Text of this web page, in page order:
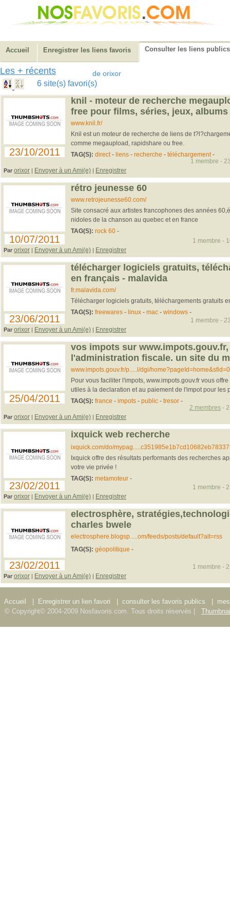
Accueil Enregistrer les liens favoris Consulter les liens publics
Les + récents de orixor
6 site(s) favori(s)
23/10/2011
knil - moteur de recherche
free pour films, séries, jeux, albums
www.knil.fr/
Knil est un moteur de recherche de liens de
comme megaupload, rapidshare ou free.
TAG(S): direct- liens- recherche - téléchargement-
Par orixor | Envoyer à un Ami(e) | Enregistrer
1 membre -
10/07/2011
rétro jeunesse 60
www.retrojeunesse60.com/
Site consacré aux artistes francophones des années
nidoles de la chanson au quebec et en france
TAG(S): rock 60-
Par orixor | Envoyer à un Ami(e) | Enregistrer
1 membre -
23/06/2011
télécharger logiciels gratuits,
en français - malavida
fr.malavida.com/
Télécharger logiciels gratuits, téléchargements gratuits
TAG(S): freewares- linux- mac - windows-
Par orixor | Envoyer à un Ami(e) | Enregistrer
1 membre -
25/04/2011
vos impots sur
l'administration fiscale. un site du
www.impots.gouv.fr/p.....l/dgi/
Pour vous faciliter l'impots, www.impots.gouv.fr vous
utiles à la declaration et au paiement de l'impot pour les
TAG(S): france - impots- public- tresor-
Par orixor | Envoyer à un Ami(e) | Enregistrer
2 membres-
23/02/2011
ixquick web recherche
ixquick.com/do/
Ixquick offre des résultats performants des recherches
votre vie privée !
TAG(S): metamoteur-
Par orixor | Envoyer à un Ami(e) | Enregistrer
1 membre -
23/02/2011
electrosphère,
charles bwele
electrosphere.blogsp.....om/feeds/posts/default?alt=rss
TAG(S): géopolitique -
Par orixor | Envoyer à un Ami(e) | Enregistrer
1 membre -
Accueil Enregistrer un lien favori consulter les favoris publics
© Copyright© 2004-2009 Nosfavoris.com. Tous droits réservés |